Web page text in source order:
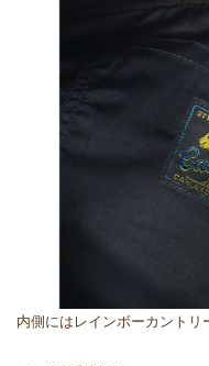
内側にはレインボーカントリ